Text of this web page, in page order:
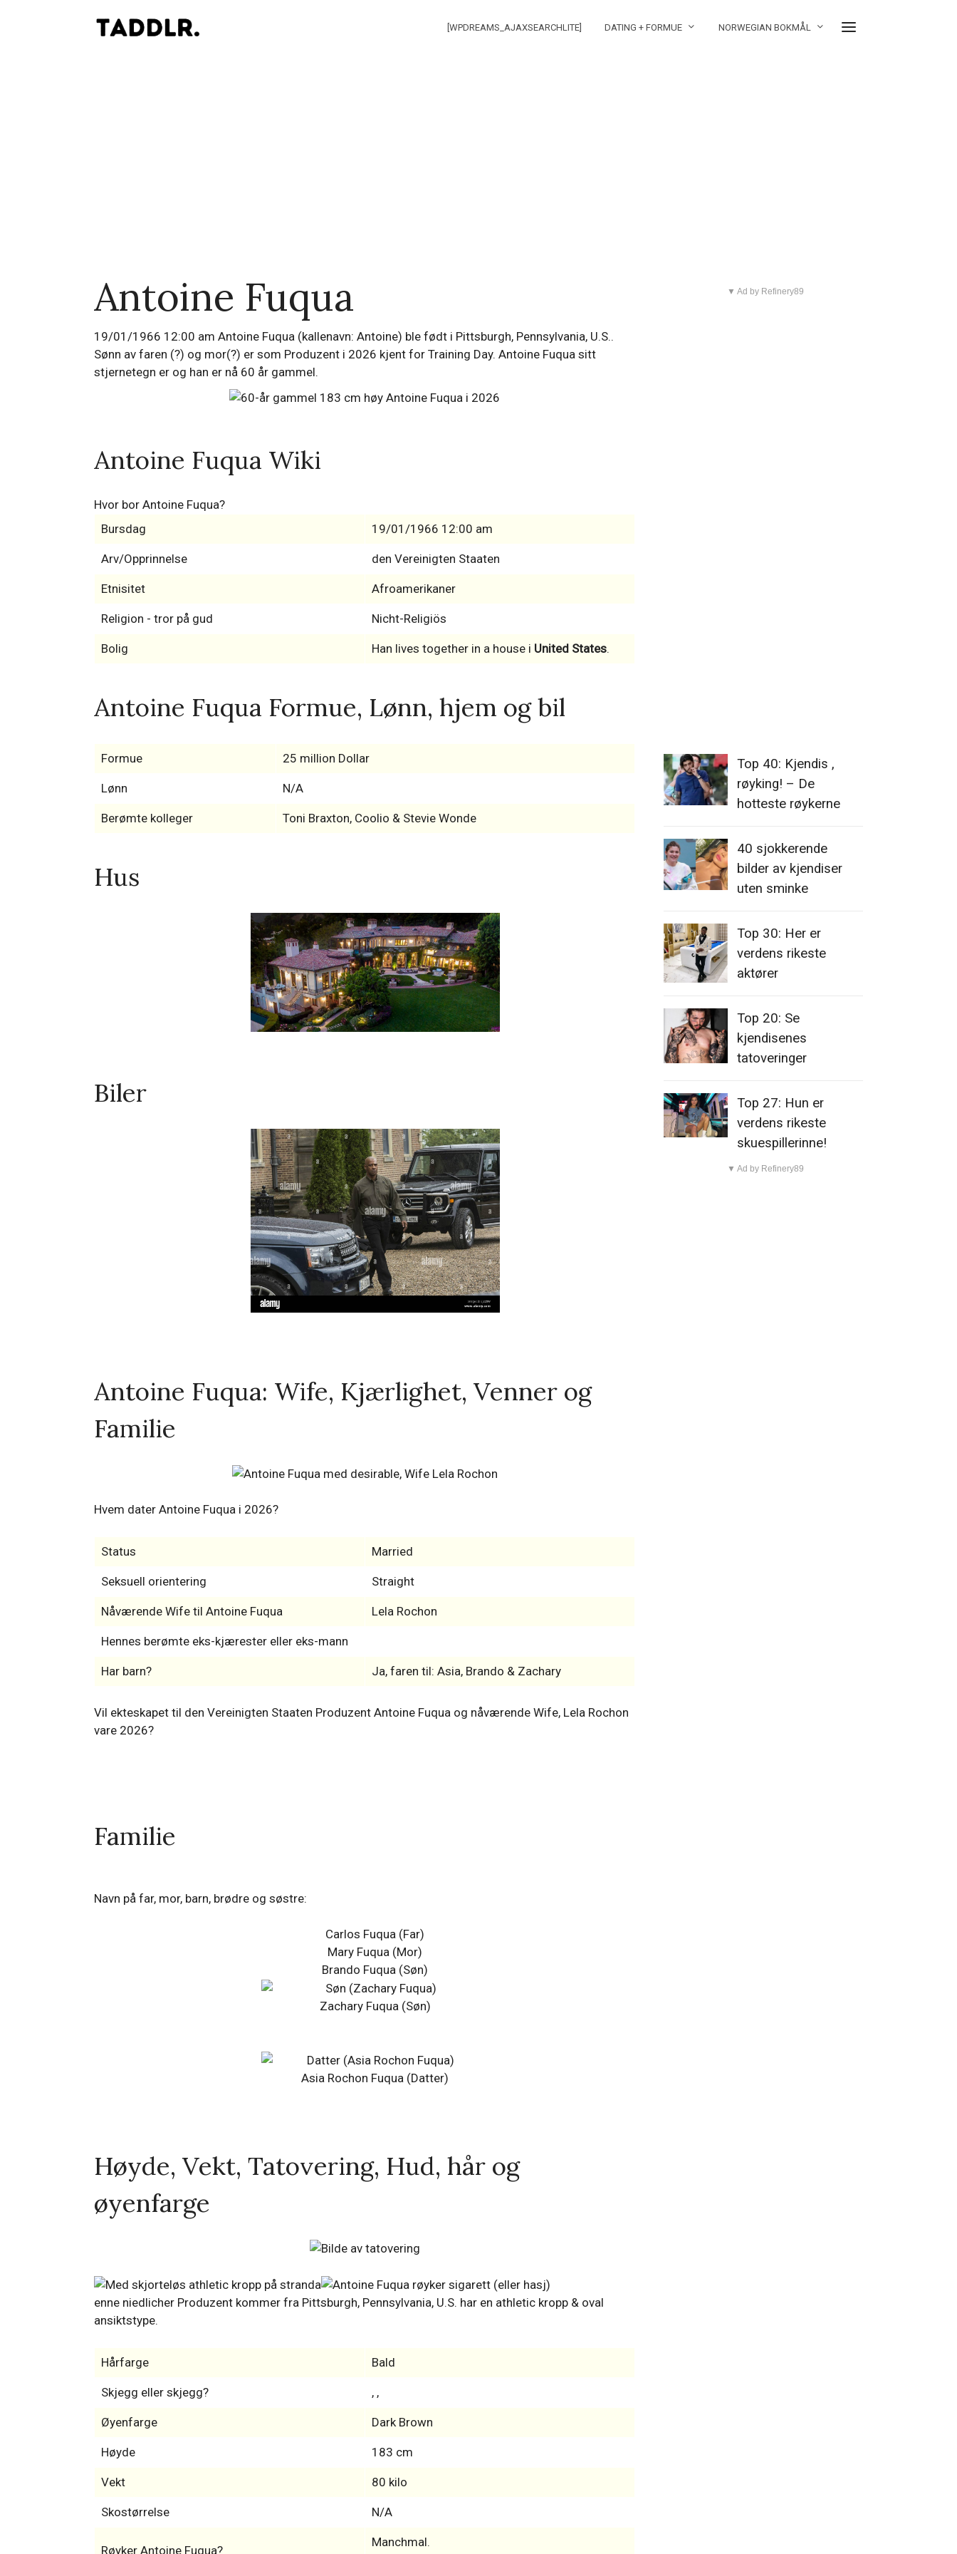
[WPDREAMS_AJAXSEARCHLITE] DATING + FORMUE NORWEGIAN BOKMÅL
Antoine Fuqua
19/01/1966 12:00 am Antoine Fuqua (kallenavn: Antoine) ble født i Pittsburgh, Pennsylvania, U.S..
Sønn av faren (?) og mor(?) er som Produzent i 2026 kjent for Training Day. Antoine Fuqua sitt
stjernetegn er og han er nå 60 år gammel.
Antoine Fuqua Wiki
Hvor bor Antoine Fuqua?
Bursdag
19/01/1966 12:00 am
Arv/Opprinnelse den Vereinigten Staaten
Etnisitet Afroamerikaner
Religion - tror på gud Nicht-Religiös
Bolig Han lives together in a house i United States.
Antoine Fuqua Formue, Lønn, hjem og bil
Formue 25 million Dollar
Lønn N/A
Berømte kolleger Toni Braxton, Coolio & Stevie Wonde
Hus
Biler
Antoine Fuqua: Wife, Kjærlighet, Venner og
Familie
Hvem dater Antoine Fuqua i 2026?
Status Married
Seksuell orientering Straight
Nåværende Wife til Antoine Fuqua Lela Rochon
Hennes berømte eks-kjærester eller eks-mann
Har barn? Ja, faren til: Asia, Brando & Zachary
Vil ekteskapet til den Vereinigten Staaten Produzent Antoine Fuqua og nåværende Wife, Lela Rochon
vare 2026?
Familie
Navn på far, mor, barn, brødre og søstre:
Carlos Fuqua (Far)
Mary Fuqua (Mor)
Brando Fuqua (Søn)
Zachary Fuqua (Søn)
Asia Rochon Fuqua (Datter)
Høyde, Vekt, Tatovering, Hud, hår og
øyenfarge
enne niedlicher Produzent kommer fra Pittsburgh, Pennsylvania, U.S. har en athletic kropp & oval
ansiktstype.
Hårfarge Bald
Skjegg eller skjegg? , ,
Øyenfarge Dark Brown
Høyde 183 cm
Vekt 80 kilo
Skostørrelse N/A
Røyker Antoine Fuqua?
Manchmal.
▼ Ad by Refinery89
Top 40: Kjendis ,
røyking! – De
hotteste røykerne
40 sjokkerende
bilder av kjendiser
uten sminke
Top 30: Her er
verdens rikeste
aktører
Top 20: Se
kjendisenes
tatoveringer
Top 27: Hun er
verdens rikeste
skuespillerinne!
▼ Ad by Refinery89